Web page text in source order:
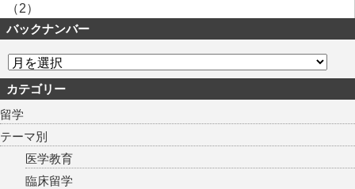
（2）
バックナンバー
カテゴリー
留学
テーマ別
医学教育
臨床留学